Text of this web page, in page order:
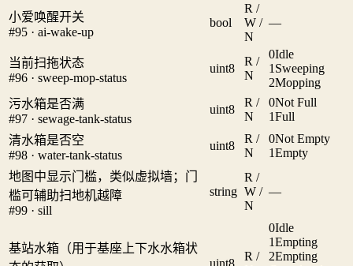
小爱唤醒开关
#95 · ai-wake-up
bool
R /
W /
N
—
当前扫拖状态
#96 · sweep-mop-status
uint8
R /
N
0Idle
1 Sweeping
2Mopping
污水箱是否满
#97 · sewage-tank-status
uint8
R /
N
0Not Full
1Full
清水箱是否空
#98 · water-tank-status
uint8
R /
N
0Not Empty
1Empty
地图中显示门槛，类似虚拟墙；门
槛可辅助扫地机越障
#99 · sill
string
R /
W /
N
—
基站水箱（用于基座上下水水箱状
uint8
R /
0Idle
1Empting
2Empting